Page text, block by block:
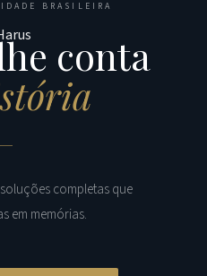
BRASILEIRA
conta
completas que
em memórias.